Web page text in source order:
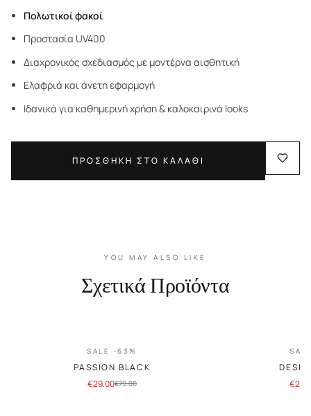
Πολωτικοί φακοί
Προστασία UV400
Διαχρονικός σχεδιασμός με μοντέρνα αισθητική
Ελαφριά και άνετη εφαρμογή
Ιδανικά για καθημερινή χρήση & καλοκαιρινά looks
ΠΡΟΣΘΗΚΗ ΣΤΟ ΚΑΛΑΘΙ
YOU MAY ALSO LIKE
Σχετικά Προϊόντα
SALE -63%
PASSION BLACK
€29.00€79.00
€